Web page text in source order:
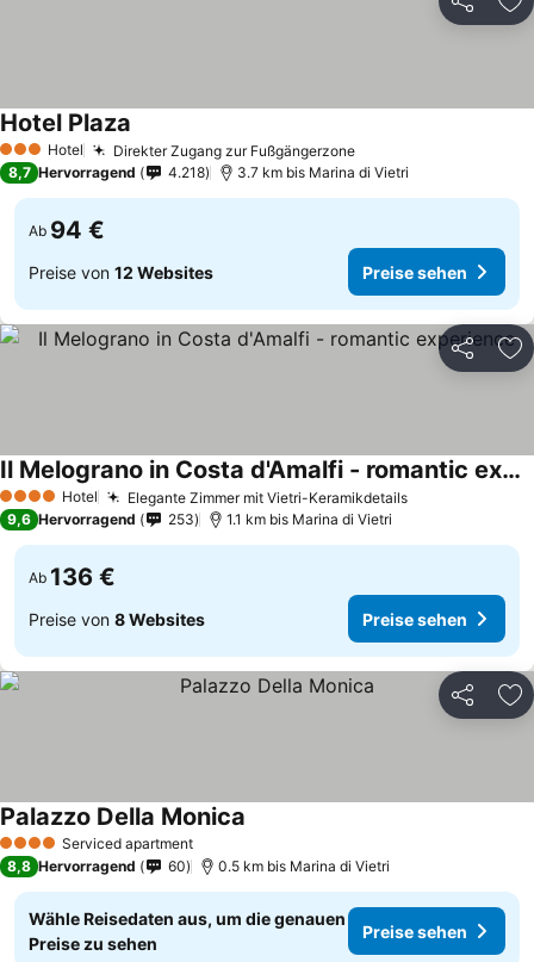
Teilen
3 SterneHotel Direkter Zugang zur Fußgängerzone
Hotel Plaza
8,7 Hervorragend 4.218 3.7 km bis Marina di Vietri
Ab 94 €
Preise von 12 Websites Preise sehen
Teilen
4 Sterne Hotel Elegante Zimmer mit Vietri-Keramikdetails
Il Melograno in Costa d'Amalfi - romantic experience
9,6 Hervorragend 253 1.1 km bis Marina di Vietri
Ab 136 €
Preise von 8 Websites Preise sehen
Teilen
4 Sterne Serviced apartment
Palazzo Della Monica
8,8 Hervorragend 60 0.5 km bis Marina di Vietri
Wähle Reisedaten aus, um die genauen
Preise zu sehen
Preise sehen